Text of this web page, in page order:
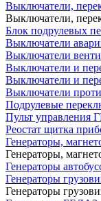
Выключатели,
Выключатели,
Блок подрулевых
Выключатели
Выключатели
Выключатели и
Выключатели и
Выключатели
Подрулевые
Пульт управления
Реостат щитка
Генераторы,
Генераторы,
Генераторы
Генераторы
Генераторы